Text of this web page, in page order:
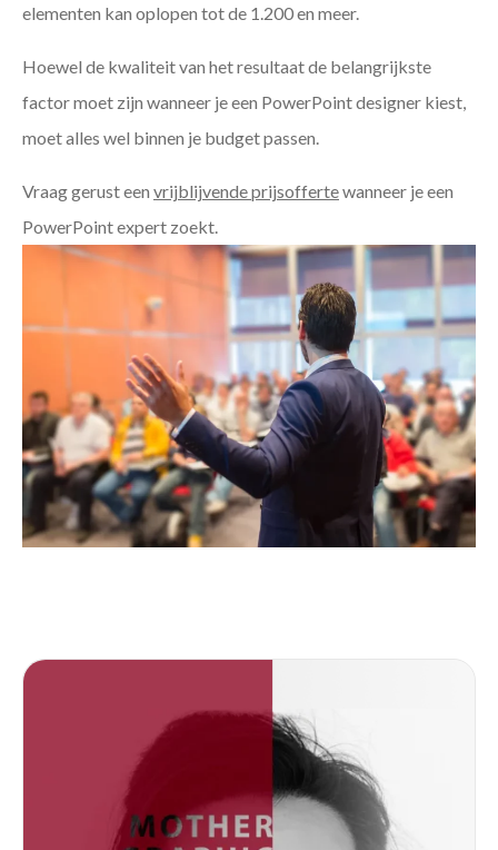
elementen kan oplopen tot de 1.200 en meer.
Hoewel de kwaliteit van het resultaat de belangrijkste
factor moet zijn wanneer je een PowerPoint designer kiest,
moet alles wel binnen je budget passen.
Vraag gerust een vrijblijvende prijsoffertewanneer je een
PowerPoint expert zoekt.